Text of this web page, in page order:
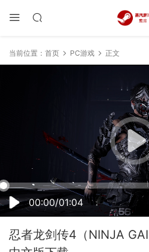
当前位置： 首页 PC游戏 正文
00:00/01:04
50% 75% 100%
忍者龙剑传4（NINJA